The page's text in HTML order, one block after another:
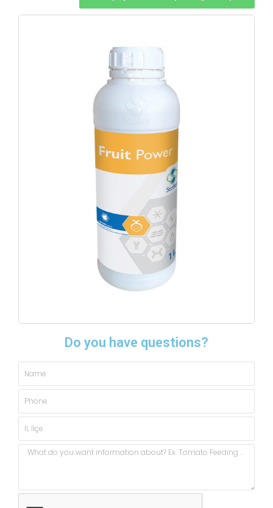
Do you have questions?
Name
Phone
City,
State
Message